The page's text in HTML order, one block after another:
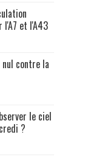
et l'A43
contre la
le ciel
?